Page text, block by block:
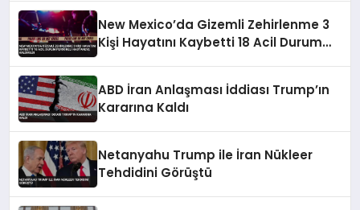
New Mexico’da Gizemli Zehirlenme 3
Kişi Hayatını Kaybetti 18 Acil Durum
ABD İran Anlaşması İddiası Trump’ın
Kararına Kaldı
Netanyahu Trump ile İran Nükleer
Tehdidini Görüştü